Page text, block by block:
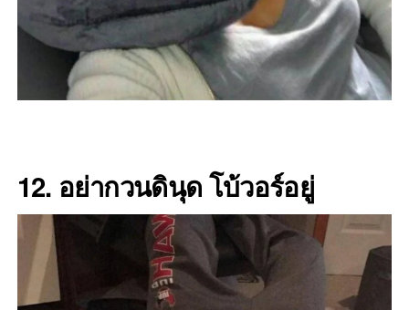
12. อย่ากวนดินุด โบ้วอร์อยู่